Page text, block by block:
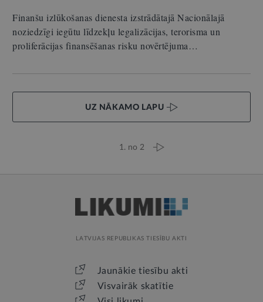
Finanšu izlūkošanas dienesta izstrādātajā Nacionālajā
noziedzīgi iegūtu līdzekļu legalizācijas, terorisma un
proliferācijas finansēšanas risku novērtējuma…
UZ NĀKAMO LAPU
1. no 2
LATVIJAS REPUBLIKAS TIESĪBU AKTI
Jaunākie tiesību akti
Visvairāk skatītie